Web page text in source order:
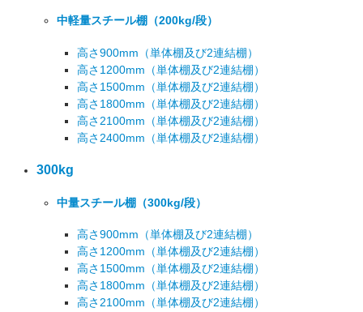
中軽量スチール棚 （200kg/段）
高さ900mm （単体棚及び2連結棚）
高さ1200mm （単体棚及び2連結棚）
高さ1500mm （単体棚及び2連結棚）
高さ1800mm （単体棚及び2連結棚）
高さ2100mm （単体棚及び2連結棚）
高さ2400mm （単体棚及び2連結棚）
300kg
中量スチール棚 （300kg/段）
高さ900mm （単体棚及び2連結棚）
高さ1200mm （単体棚及び2連結棚）
高さ1500mm （単体棚及び2連結棚）
高さ1800mm （単体棚及び2連結棚）
高さ2100mm （単体棚及び2連結棚）